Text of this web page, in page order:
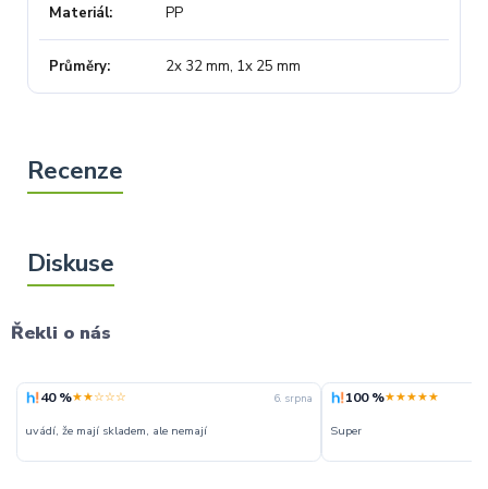
Materiál PP
Průměry 2x 32 mm, 1x 25 mm
Řekli o nás
40 %★★☆☆☆ 6. srpna
uvádí, že mají skladem, ale nemají
100 %★★★★★
Super